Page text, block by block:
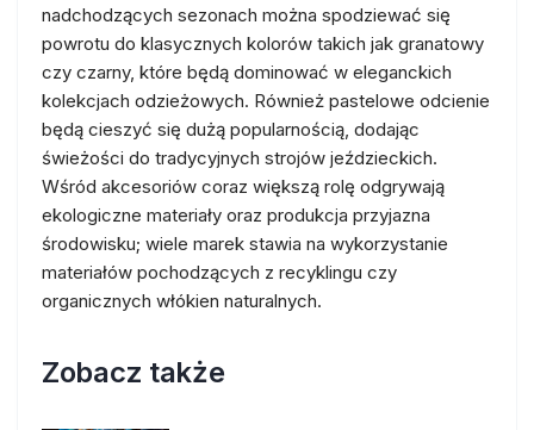
nadchodzących sezonach można spodziewać się
powrotu do klasycznych kolorów takich jak granatowy
czy czarny, które będą dominować w eleganckich
kolekcjach odzieżowych. Również pastelowe odcienie
będą cieszyć się dużą popularnością, dodając
świeżości do tradycyjnych strojów jeździeckich.
Wśród akcesoriów coraz większą rolę odgrywają
ekologiczne materiały oraz produkcja przyjazna
środowisku; wiele marek stawia na wykorzystanie
materiałów pochodzących z recyklingu czy
organicznych włókien naturalnych.
Zobacz także